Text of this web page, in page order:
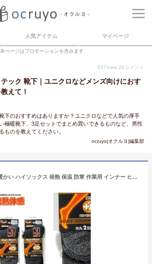
人気アイテム マイページ
本ページはプロモーションを含みます
637View 26 コメント
テック 靴下｜ユニクロなどメンズ向けにおす
えて！
下のおすすめはありますか？ユニクロなどで人気の厚手
極暖靴下、3足セットでまとめ買いできるものなど、男性
ものを教えてください。
ocruyo(オクルヨ)編集部
靴下 メンズ 暖かい ハイソックス 発熱 保温 防寒 作業用 インナー ヒートテック あったかい 冷え 男性 冬 紳士 25 27 ビジネス くつ下 / おたふく BTサーモ パイルソックス 靴下 ボーダー柄 先丸（2P） JW-135